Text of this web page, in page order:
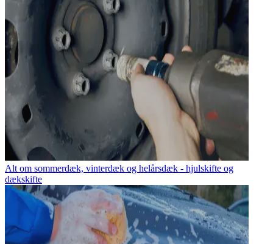
Alt om sommerdæk, vinterdæk og helårsdæk - hjulskifte og
dækskifte